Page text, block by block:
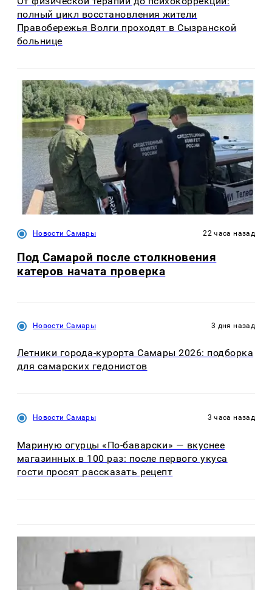
полный цикл восстановления жители
Правобережья Волги проходят в Сызранской
больнице
Новости Самары 22 часа назад
Под Самарой после столкновения
катеров начата проверка
Новости Самары 3 дня назад
Летники города-курорта Самары 2026: подборка
для самарских гедонистов
Новости Самары 3 часа назад
Мариную огурцы «По-баварски» — вкуснее
магазинных в 100 раз: после первого укуса
гости просят рассказать рецепт